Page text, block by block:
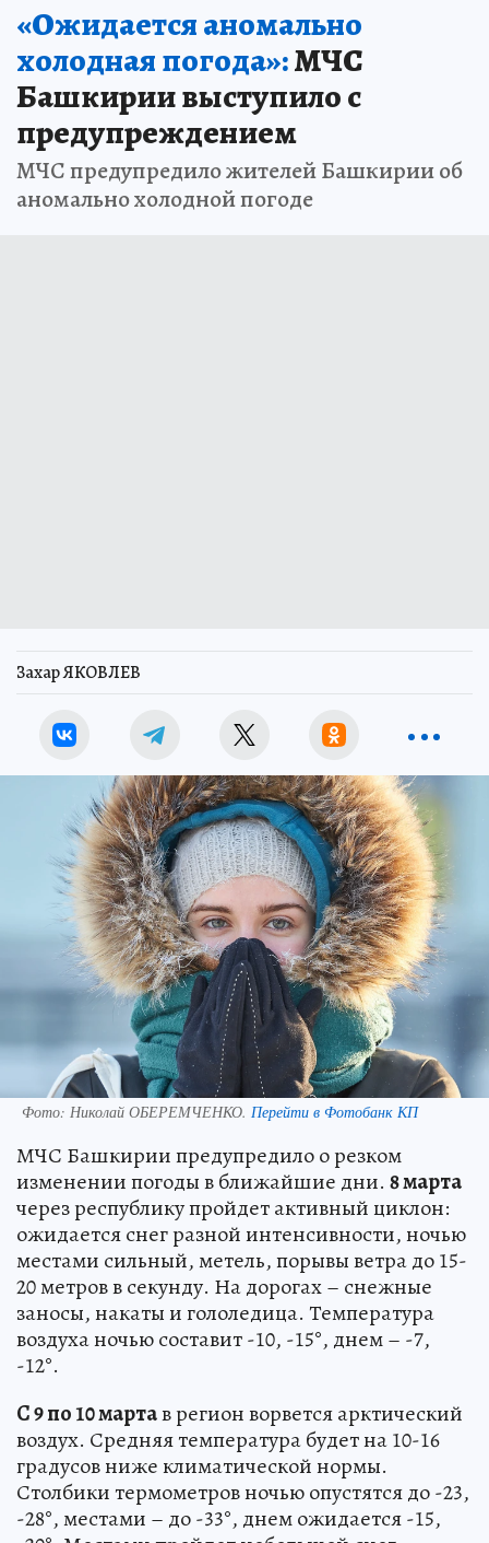
«Ожидается аномально
холодная погода»:МЧС
Башкирии выступило с
предупреждением
МЧС предупредило жителей Башкирии об
аномально холодной погоде
Захар ЯКОВЛЕВ
Фото: Николай ОБЕРЕМЧЕНКО. Перейти в Фотобанк КП
МЧС Башкирии предупредило о резком
изменении погоды в ближайшие дни. 8 марта
через республику пройдет активный циклон:
ожидается снег разной интенсивности, ночью
местами сильный, метель, порывы ветра до 15-
20 метров в секунду. На дорогах – снежные
заносы, накаты и гололедица. Температура
воздуха ночью составит -10, -15°, днем – -7,
-12°.
С 9 по 10 мартав регион ворвется арктический
воздух. Средняя температура будет на 10-16
градусов ниже климатической нормы.
Столбики термометров ночью опустятся до -23,
-28°, местами – до -33°, днем ожидается -15,